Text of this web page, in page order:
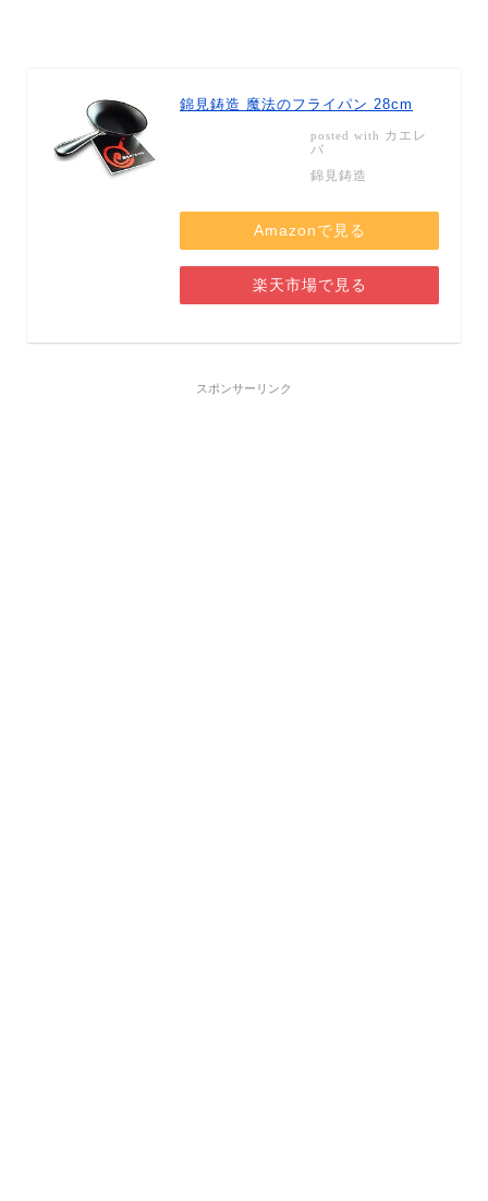
錦見鋳造 魔法のフライパン 28cm
posted with カエレ
バ
錦見鋳造
Amazonで見る
楽天市場で見る
スポンサーリンク